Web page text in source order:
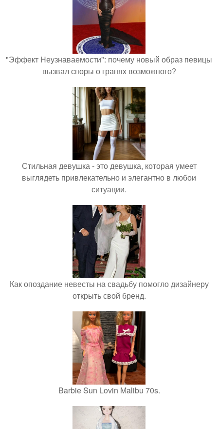
"Эффект Неузнаваемости": почему новый образ певицы
вызвал споры о гранях возможного?
Стильная девушка - это девушка, которая умеет
выглядеть привлекательно и элегантно в любои
ситуации.
Как опоздание невесты на свадьбу помогло дизайнеру
открыть свой бренд.
Barbie Sun Lovin Malibu 70s.